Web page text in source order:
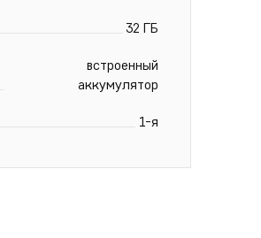
32 ГБ
встроенный
аккумулятор
1-я